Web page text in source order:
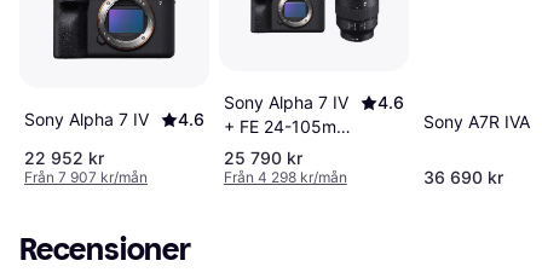
Sony Alpha 7 IV
4.6
22 952 kr
Från 7 907 kr/mån
Sony Alpha 7 IV
+ FE 24-105mm
F4 OSS
4.6
25 790 kr
Från 4 298 kr/mån
Sony A7R IVA
36 690 kr
Recensioner